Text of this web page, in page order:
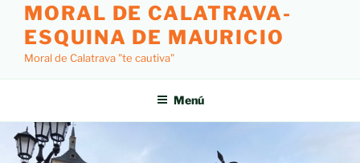
MORAL DE CALATRAVA-
ESQUINA DE MAURICIO
Moral de Calatrava "te cautiva"
Menú